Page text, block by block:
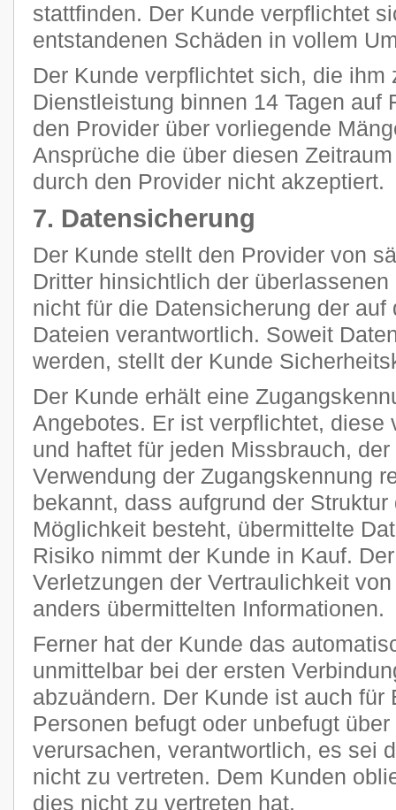
stattfinden. Der Kunde verpflichtet
entstandenen Schäden in vollem
Der Kunde verpflichtet sich, die ihm
Dienstleistung binnen 14 Tagen auf
den Provider über vorliegende
Ansprüche die über diesen
durch den Provider nicht akzeptiert.
7. Datensicherung
Der Kunde stellt den Provider von
Dritter hinsichtlich der
nicht für die Datensicherung der
Dateien verantwortlich. Soweit
werden, stellt der Kunde
Der Kunde erhält eine
Angebotes. Er ist verpflichtet, diese
und haftet für jeden Missbrauch,
Verwendung der Zugangskennung
bekannt, dass aufgrund der
Möglichkeit besteht, übermittelte
Risiko nimmt der Kunde in Kauf.
Verletzungen der Vertraulichkeit
anders übermittelten Informationen.
Ferner hat der Kunde das
unmittelbar bei der ersten
abzuändern. Der Kunde ist auch für
Personen befugt oder unbefugt
verursachen, verantwortlich, es sei
nicht zu vertreten. Dem Kunden
dies nicht zu vertreten hat.